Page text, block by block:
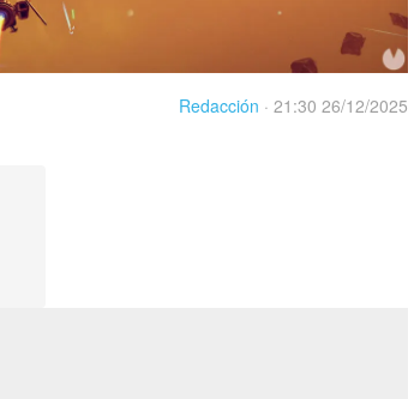
Redacción · 21:30 26/12/2025